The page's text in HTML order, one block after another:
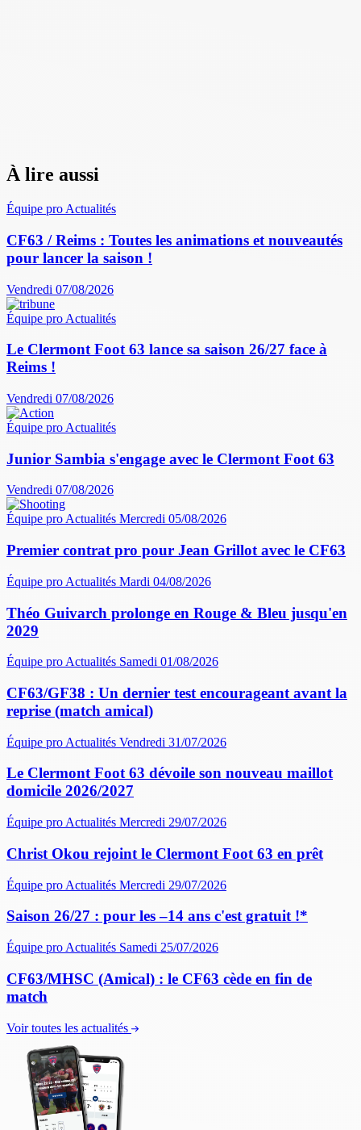
À lire aussi
Équipe pro Actualités
CF63 / Reims : Toutes les animations et nouveautés
pour lancer la saison !
Vendredi 07/08/2026
Équipe pro Actualités
Le Clermont Foot 63 lance sa saison 26/27 face à
Reims !
Vendredi 07/08/2026
Équipe pro Actualités
Junior Sambia s'engage avec le Clermont Foot 63
Vendredi 07/08/2026
Équipe proActualités Mercredi 05/08/2026
Premier contrat pro pour Jean Grillot avec le CF63
Équipe pro Actualités Mardi 04/08/2026
Théo Guivarch prolonge en Rouge & Bleu jusqu'en
2029
Équipe pro Actualités Samedi 01/08/2026
CF63/GF38 : Un dernier test encourageant avant la
reprise (match amical)
Équipe pro Actualités Vendredi 31/07/2026
Le Clermont Foot 63 dévoile son nouveau maillot
domicile 2026/2027
Équipe pro Actualités Mercredi 29/07/2026
Christ Okou rejoint le Clermont Foot 63 en prêt
Équipe pro Actualités Mercredi 29/07/2026
Saison 26/27 : pour les –14 ans c'est gratuit !*
Équipe pro Actualités Samedi 25/07/2026
CF63/MHSC (Amical) : le CF63 cède en fin de
match
Voir toutes les actualités